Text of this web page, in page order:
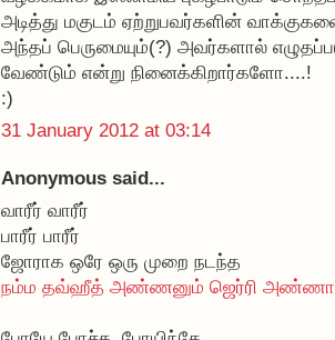
அடித்து மகுடம் ஏற்றுபவர்களின்
அந்தப் பெருமையும்(?) அவர்களால்
வேண்டும் என்று நினைக்கிறார்களோ....!
:)
31 January 2012 at 03:14
Anonymous said...
வாரீர் வாரீர்
பாரீர் பாரீர்
ஜோராக ஒரே ஒரு முறை நடந்த
நம்ம தவ்ஹீத் அண்ணனும் ஜெர்ரி